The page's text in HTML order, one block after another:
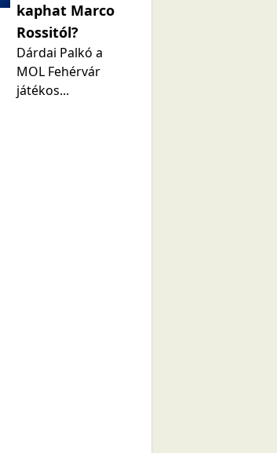
kaphat Marco
Rossitól?
Dárdai Palkó a
MOL Fehérvár
játékos...